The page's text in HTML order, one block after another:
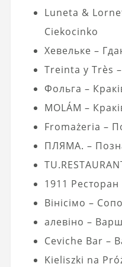
Luneta &
Ciekocinko
Хевельке –
Treinta y Très
Фольга –
MOLÁM –
Fromażeria –
ПЛЯМА. –
1911
Вінісімо –
алевіно –
Ceviche Bar –
Kieliszki na